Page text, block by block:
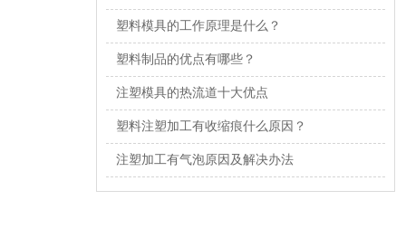
塑料模具的工作原理是什么？
塑料制品的优点有哪些？
注塑模具的热流道十大优点
塑料注塑加工有收缩痕什么原因？
注塑加工有气泡原因及解决办法